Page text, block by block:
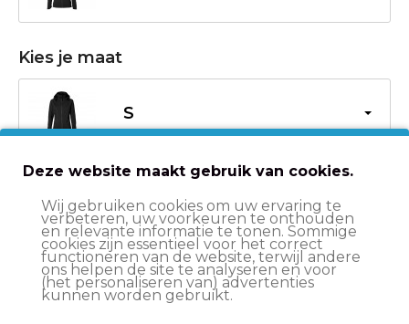
Kies je maat
S
€109,99
In winkelwagen
Deze website maakt gebruik van cookies.
Wij gebruiken cookies om uw ervaring te
verbeteren, uw voorkeuren te onthouden
en relevante informatie te tonen. Sommige
cookies zijn essentieel voor het correct
functioneren van de website, terwijl andere
ons helpen de site te analyseren en voor
(het personaliseren van) advertenties
kunnen worden gebruikt.